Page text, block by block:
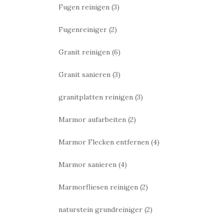
Fugen reinigen (3)
Fugenreiniger (2)
Granit reinigen (6)
Granit sanieren (3)
granitplatten reinigen (3)
Marmor aufarbeiten (2)
Marmor Flecken entfernen (4)
Marmor sanieren (4)
Marmorfliesen reinigen (2)
naturstein grundreiniger (2)